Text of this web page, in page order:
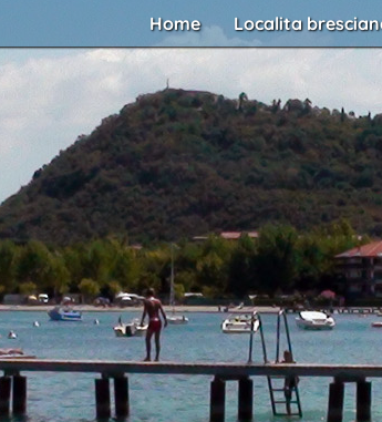
Home Localita